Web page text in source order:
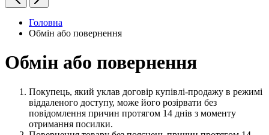
Головна
Обмін або повернення
Обмін або повернення
Покупець, який уклав договір купівлі-продажу в режимі
віддаленого доступу, може його розірвати без
повідомлення причин протягом 14 днів з моменту
отримання посилки.